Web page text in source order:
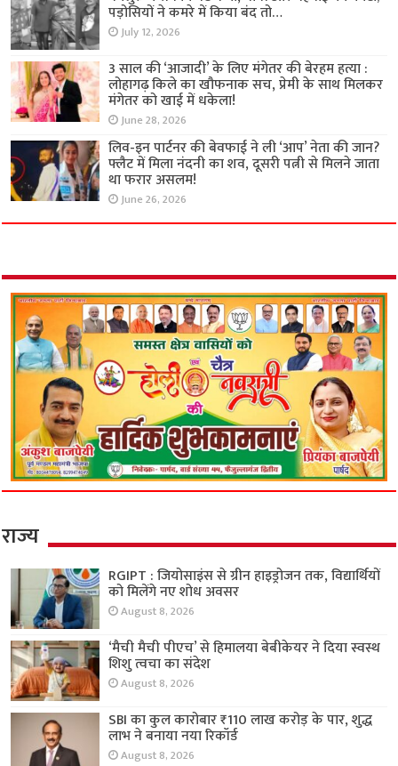
पड़ोसियों ने कमरे में किया बंद तो…
July 12, 2026
3 साल की ‘आजादी’ के लिए मंगेतर की बेरहम हत्या :
लोहागढ़ किले का खौफनाक सच, प्रेमी के साथ मिलकर
मंगेतर को खाई में धकेला!
June 28, 2026
लिव-इन पार्टनर की बेवफाई ने ली ‘आप’ नेता की जान?
फ्लैट में मिला नंदनी का शव, दूसरी पत्नी से मिलने जाता
था फरार असलम!
June 26, 2026
राज्य
RGIPT : जियोसाइंस से ग्रीन हाइड्रोजन तक, विद्यार्थियों
को मिलेंगे नए शोध अवसर
August 8, 2026
‘मैची मैची पीएच’ से हिमालया बेबीकेयर ने दिया स्वस्थ
शिशु त्वचा का संदेश
August 8, 2026
SBI का कुल कारोबार ₹110 लाख करोड़ के पार, शुद्ध
लाभ ने बनाया नया रिकॉर्ड
August 8, 2026